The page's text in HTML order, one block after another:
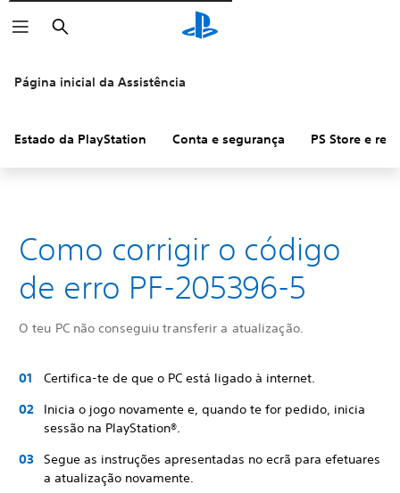
Pesquisar
Página inicial da Assistência
Estado da PlayStation Conta e segurança PS Store e
Como corrigir o código
de erro PF-205396-5
O teu PC não conseguiu transferir a atualização.
Certifica-te de que o PC está ligado à internet.
Inicia o jogo novamente e, quando te for pedido, inicia
sessão na PlayStation®.
Segue as instruções apresentadas no ecrã para efetuares
a atualização novamente.